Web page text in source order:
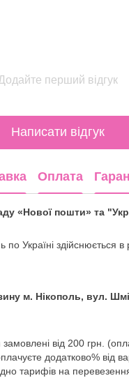
перший відгук
Написати відгук
Оплата
«Нової пошти» та
по Україні здійснюється в
м. Нікополь, вул.
від 200 грн.
додатково% від
тарифів на